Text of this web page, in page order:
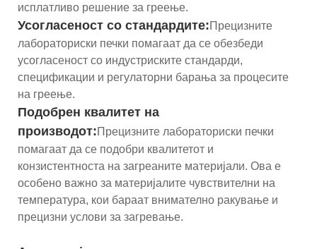
исплатливо решение за греење.
Усогласеност со стандардите:Прецизните
лабораториски печки помагаат да се обезбеди
усогласеност со индустриските стандарди,
спецификации и регулаторни барања за процесите
на греење.
Подобрен квалитет на
производот:Прецизните лабораториски печки
помагаат да се подобри квалитетот и
конзистентноста на загреаните материјали. Ова е
особено важно за материјалите чувствителни на
температура, кои бараат внимателно ракување и
прецизни услови за загревање.